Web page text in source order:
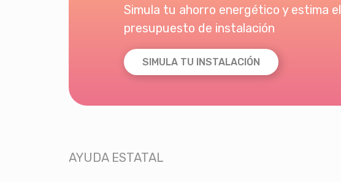
Simula tu ahorro energético y estima el
presupuesto de instalación
SIMULA TU INSTALACIÓN
AYUDA ESTATAL